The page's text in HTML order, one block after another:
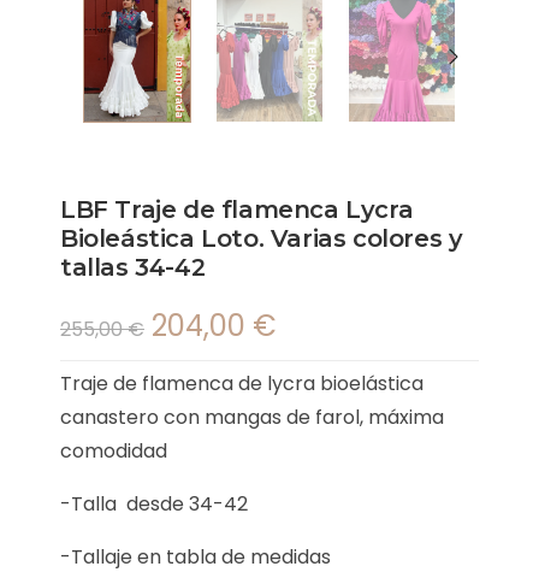
LBF Traje de flamenca Lycra
Bioleástica Loto. Varias colores y
tallas 34-42
255,00€ 204,00 €
Traje de flamenca de lycra bioelástica
canastero con mangas de farol, máxima
comodidad
-Talla desde 34-42
-Tallaje en tabla de medidas